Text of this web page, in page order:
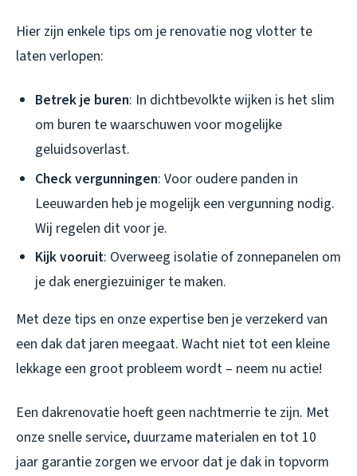
Hier zijn enkele tips om je renovatie nog vlotter te
laten verlopen:
Betrek je buren: In dichtbevolkte wijken is het slim
om buren te waarschuwen voor mogelijke
geluidsoverlast.
Check vergunningen: Voor oudere panden in
Leeuwarden heb je mogelijk een vergunning nodig.
Wij regelen dit voor je.
Kijk vooruit: Overweeg isolatie of zonnepanelen om
je dak energiezuiniger te maken.
Met deze tips en onze expertise ben je verzekerd van
een dak dat jaren meegaat. Wacht niet tot een kleine
lekkage een groot probleem wordt – neem nu actie!
Een dakrenovatie hoeft geen nachtmerrie te zijn. Met
onze snelle service, duurzame materialen en tot 10
jaar garantie zorgen we ervoor dat je dak in topvorm